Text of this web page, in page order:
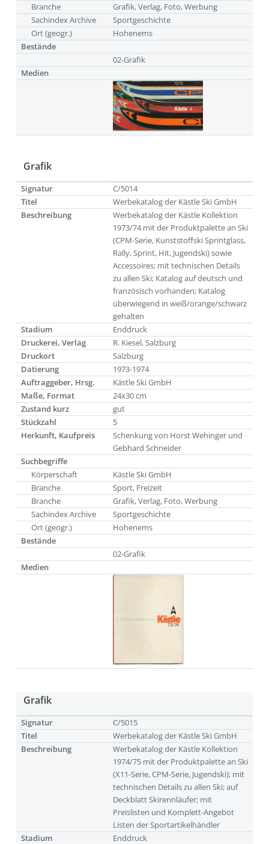
Branche
Grafik, Verlag, Foto, Werbung
Sachindex Archive
Sportgeschichte
Ort (geogr.)
Hohenems
Bestände
02-Grafik
Medien
Grafik
Signatur
C/5014
Titel
Werbekatalog der Kästle Ski GmbH
Beschreibung
Werbekatalog der Kästle Kollektion
1973/74 mit der Produktpalette an Ski
(CPM-Serie, Kunststoffski Sprintglass,
Rally, Sprint, Hit, Jugendski) sowie
Accessoires; mit technischen Details
zu allen Ski; Katalog auf deutsch und
französisch vorhanden; Katalog
überwiegend in weiß/orange/schwarz
gehalten
Stadium
Enddruck
Druckerei, Verlag
R. Kiesel, Salzburg
Druckort
Salzburg
Datierung
1973-1974
Auftraggeber, Hrsg.
Kästle Ski GmbH
Maße, Format
24x30 cm
Zustand kurz
gut
Stückzahl
5
Herkunft, Kaufpreis
Schenkung von Horst Wehinger und
Gebhard Schneider
Suchbegriffe
Körperschaft
Kästle Ski GmbH
Branche
Sport, Freizeit
Branche
Grafik, Verlag, Foto, Werbung
Sachindex Archive
Sportgeschichte
Ort (geogr.)
Hohenems
Bestände
02-Grafik
Medien
Grafik
Signatur
C/5015
Titel
Werbekatalog der Kästle Ski GmbH
Beschreibung
Werbekatalog der Kästle Kollektion
1974/75 mit der Produktpalette an Ski
(X11-Serie, CPM-Serie, Jugendski); mit
technischen Details zu allen Ski; auf
Deckblatt Skirennläufer; mit
Preislisten und Komplett-Angebot
Listen der Sportartikelhändler
Stadium
Enddruck